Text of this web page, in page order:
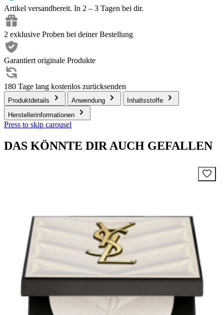
Artikel versandbereit. In 2 – 3 Tagen bei dir.
2 exklusive Proben bei deiner Bestellung
Garantiert originale Produkte
180 Tage lang kostenlos zurücksenden
Produktdetails Anwendung
Inhaltsstoffe
Herstellerinformationen
Press to skip carousel
DAS KÖNNTE DIR AUCH GEFALLEN